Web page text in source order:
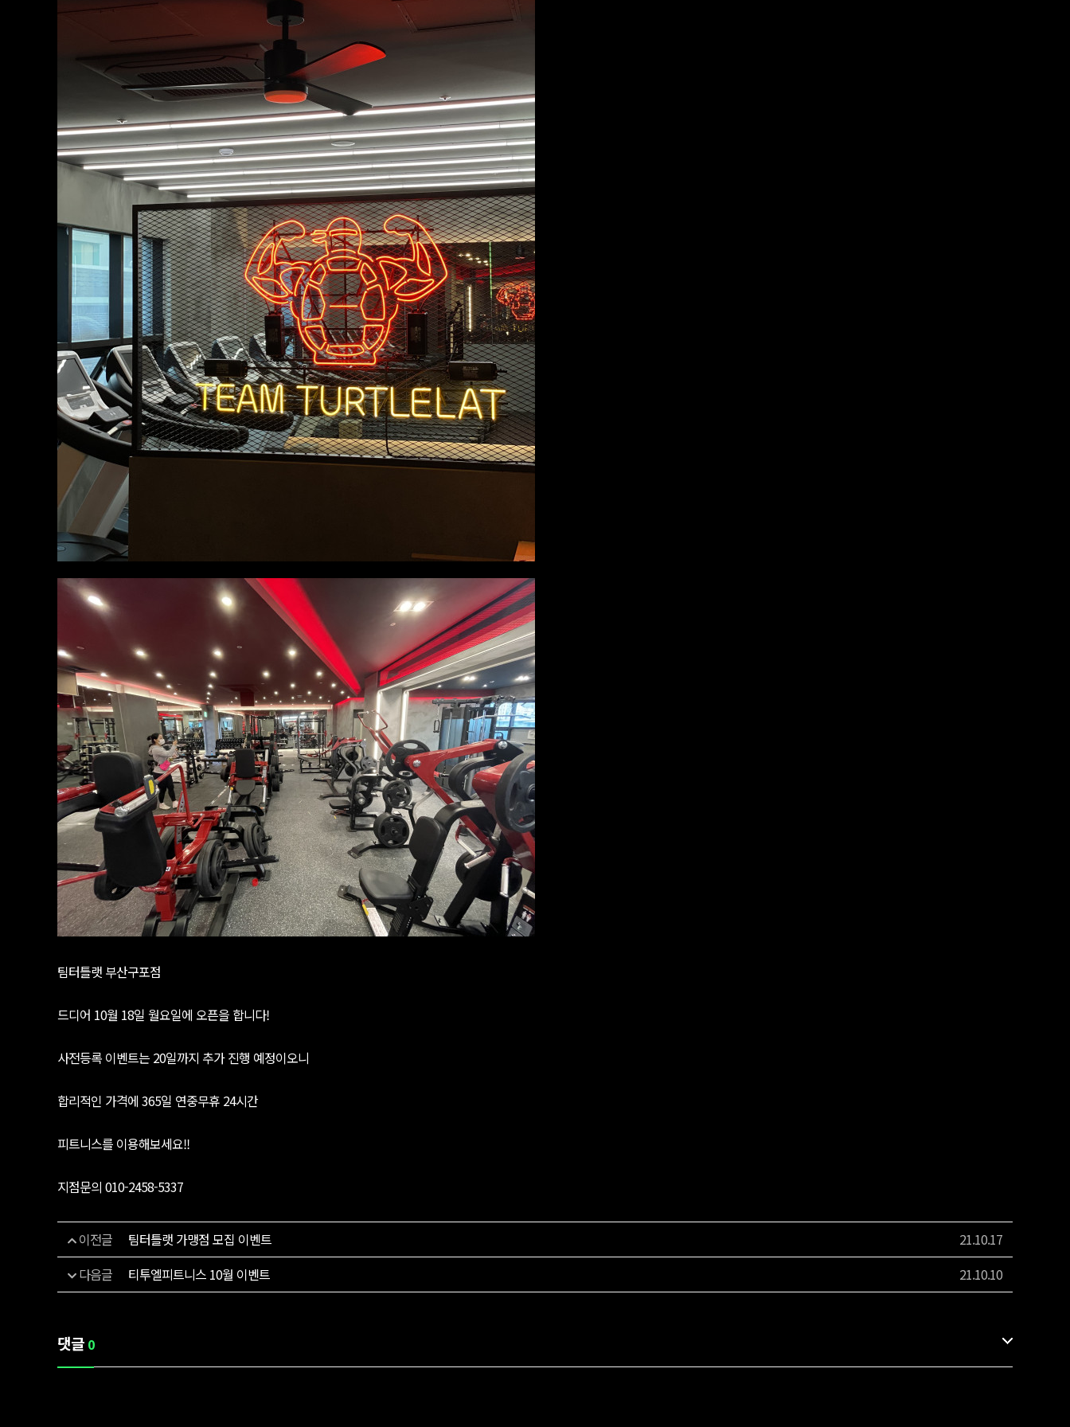
팀터틀랫 부산구포점
드디어 10월 18일 월요일에 오픈을 합니다!
사전등록 이벤트는 20일까지 추가 진행 예정이오니
합리적인 가격에 365일 연중무휴 24시간
피트니스를 이용해보세요!!
지점문의 010-2458-5337
이전글 팀터틀랫 가맹점 모집 이벤트
21.10.17
다음글
티투엘피트니스 10월 이벤트 21.10.10
댓글 0